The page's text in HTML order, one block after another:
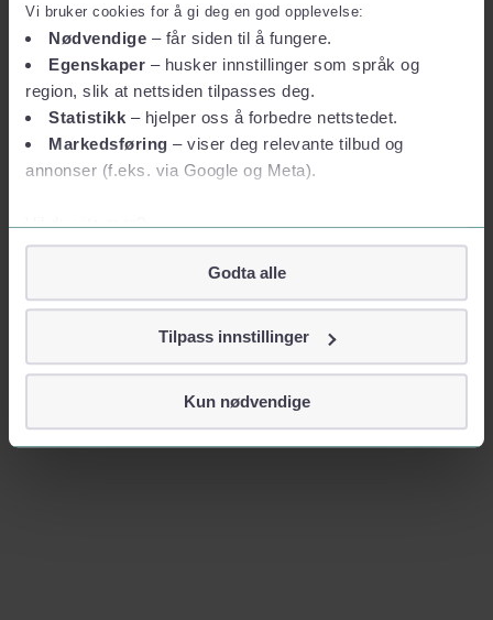
Vi bruker cookies for å gi deg en god opplevelse:
Nødvendige – får siden til å fungere.
Egenskaper – husker innstillinger som språk og
region, slik at nettsiden tilpasses deg.
Statistikk – hjelper oss å forbedre nettstedet.
Markedsføring – viser deg relevante tilbud og
annonser (f.eks. via Google og Meta).
Vil du vite mer?
Om informasjonskapsler
Googles retningslinjer for personvern
Vi tar ditt personvern på alvor
identifiserer deg, som navn eller telefonnummer.
Godta alle
Tilpass innstillinger
Kun nødvendige